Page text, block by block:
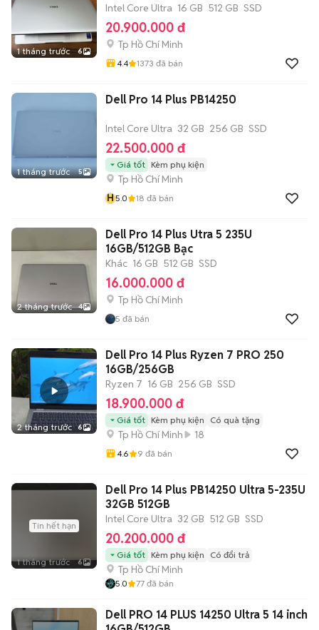
1 tháng trước 6
Intel Core Ultra 16 GB 512 GB SSD
20.900.000 đ
Tp Hồ Chí Minh
4.4 1373 đã bán
1 tháng trước 5
Dell Pro 14 Plus PB14250
Intel Core Ultra 32 GB 256 GB SSD
22.500.000 đ
Giá tốt Kèm phụ kiện
Tp Hồ Chí Minh
H5.0 18 đã bán
2 tháng trước 4
Dell Pro 14 Plus Utra 5 235U
16GB/512GB Bạc
Khác 16 GB 512 GB SSD
16.000.000 đ
Tp Hồ Chí Minh
5 đã bán
2 tháng trước 6
Dell Pro 14 Plus Ryzen 7 PRO 250
16GB/256GB
Ryzen 7 16 GB 256 GB SSD
18.900.000 đ
Giá tốt Kèm phụ kiện Có quà tặng
Tp Hồ Chí Minh 18
4.6 9 đã bán
Tin hết hạn
1 tháng trước 6
Dell Pro 14 Plus PB14250 Ultra 5-235U
32GB 512GB
Intel Core Ultra 32 GB 512 GB SSD
20.200.000 đ
Giá tốt Kèm phụ kiện Có đổi trả
Tp Hồ Chí Minh
5.0 77 đã bán
Dell PRO 14 PLUS 14250 Ultra 5 14 inch